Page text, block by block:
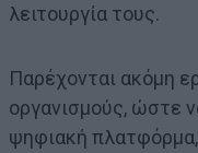
λειτουργία τους.
Παρέχονται ακόμη
οργανισμούς, ώστε
ψηφιακή